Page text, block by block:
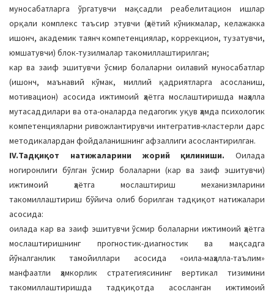
муносабатларга ўргатувчи мақсадли реабелитацион ишлар
орқали комплекс таъсир этувчи (ҳаётий кўникмалар, келажакка
ишонч, академик таянч компетенциялар, коррекцион, тузатувчи,
юмшатувчи) блок-тузилмалар такомиллаштирилган;
кар ва заиф эшитувчи ўсмир болаларни оилавий муносабатлар
(ишонч, маънавий кўмак, миллий қадриятларга асосланиш,
мотивацион) асосида ижтимоий ҳаётга мослаштиришда маҳалла
мутасаддилари ва ота-оналарда педагогик уқув ҳамда психологик
компетенцияларни ривожлантирувчи интегратив-кластерли дарс
методикалардан фойдаланишнинг афзаллиги асослантирилган.
IV.Тадқиқот натижаларини жорий қилиниши. Оилада
ногиронлиги бўлган ўсмир болаларни (кар ва заиф эшитувчи)
ижтимоий ҳаётга мослаштириш механизмларини
такомиллаштириш бўйича олиб борилган тадқиқот натижалари
асосида:
оилада кар ва заиф эшитувчи ўсмир болаларни ижтимоий ҳаётга
мослаштиришнинг прогностик-диагностик ва мақсадга
йўналганлик тамойиллари асосида «оила-маҳалла-таълим»
манфаатли ҳамкорлик стратегиясининг вертикал тизимини
такомиллаштиришда тадқиқотда асосланган ижтимоий